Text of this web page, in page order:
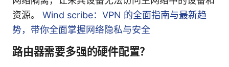
资源。 Wind scribe：VPN 的全面指南与最新趋
势，带你全面掌握网络隐私与安全
路由器需要多强的硬件配置？